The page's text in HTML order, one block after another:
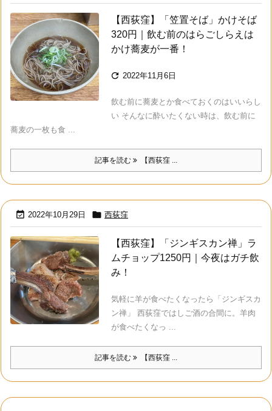
【西荻窪】「笠置そば」かけそば
320円｜飲む前のはらごしらえは
かけ蕎麦が一番！
 2022年11月6日
飲む前に蕎麦とか食べておくのはいいらし
い そんなに酔いたくない時は、飲む前に
蕎麦の一枚も食 ...
記事を読む 【西荻窪 ...
 2022年10月29日  西荻窪
【西荻窪】「ジンギスカン禅」ラ
ムチョップ1250円｜今夜はガチ飲
み！
気軽に羊が食べたくなったら「ジンギスカ
ン禅」 西荻窪ではしご酒の合間に。羊肉
が食べたくなっ ...
記事を読む 【西荻窪 ...